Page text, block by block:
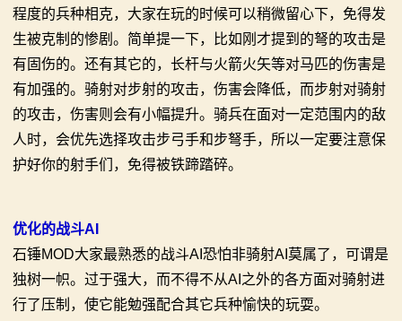
程度的兵种相克，大家在玩的时候可以稍微留心下，免得发
生被克制的惨剧。简单提一下，比如刚才提到的弩的攻击是
有固伤的。还有其它的，长杆与火箭火矢等对马匹的伤害是
有加强的。骑射对步射的攻击，伤害会降低，而步射对骑射
的攻击，伤害则会有小幅提升。骑兵在面对一定范围内的敌
人时，会优先选择攻击步弓手和步弩手，所以一定要注意保
护好你的射手们，免得被铁蹄踏碎。
优化的战斗AI
石锤MOD大家最熟悉的战斗AI恐怕非骑射AI莫属了，可谓是
独树一帜。过于强大，而不得不从AI之外的各方面对骑射进
行了压制，使它能勉强配合其它兵种愉快的玩耍。